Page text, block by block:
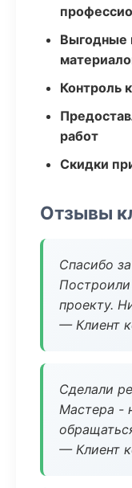
Выгодные
Контроль
работ
Скидки
Отзывы
Спасибо
проекту.
— Клиент
Сделали
Мастера -
— Клиент